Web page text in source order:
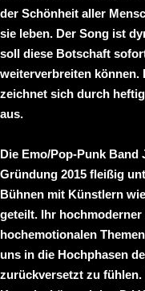
der Schönheit aller
sie leben. Der Song ist
soll diese Botschaft
weiterverbreiten können.
zeichnet sich durch
aus.
Die Emo/Pop-Punk Band
Gründung 2015 fleißig
Bühnen mit Künstlern wie
geteilt. Ihr
hochemotionalen
uns in die Hochphasen
zurückversetzt zu